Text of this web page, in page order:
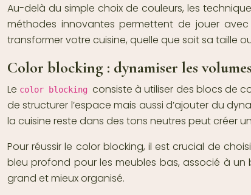
Au-delà du simple choix de couleurs, les
méthodes innovantes permettent de jouer
transformer votre cuisine, quelle que soit sa taille
Color blocking : dynamiser les
Le color blockingconsiste à utiliser des blocs de
de structurer l’espace mais aussi d’ajouter du
la cuisine reste dans des tons neutres peut créer
Pour réussir le color blocking, il est crucial de
bleu profond pour les meubles bas, associé à un
grand et mieux organisé.